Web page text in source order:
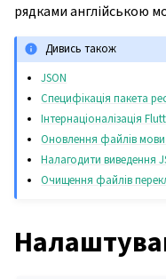
рядками англійською
Дивись також
JSON
Специфікація пакета
Інтернаціоналізація
Оновлення файлів
Налагодити виведення
Очищення файлів